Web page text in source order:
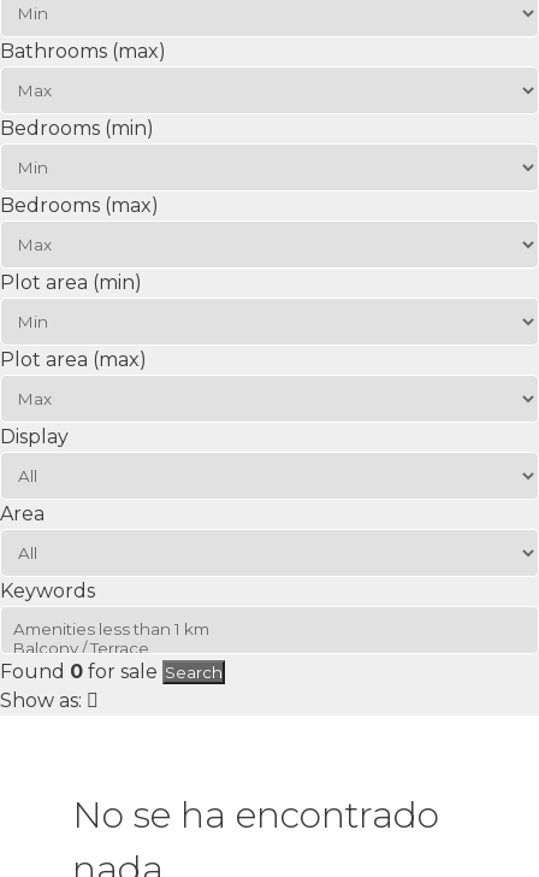
Bathrooms (max)
Bedrooms (min)
Bedrooms (max)
Plot area (min)
Plot area (max)
Display
Area
Keywords
Found 0 for sale Search
Show as:
No se ha encontrado